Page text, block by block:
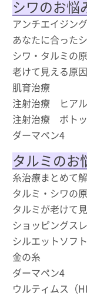
シワのお悩
アンチエイジン
あなたに合った
シワ・タルミの
老けて見える原因
肌育治療
注射治療 ヒア
注射治療 ボト
ダーマペン4
タルミのお
糸治療まとめて
タルミ・シワの
タルミが老けて
ショッピングス
シルエットソフト
金の糸
ダーマペン4
ウルティムス（